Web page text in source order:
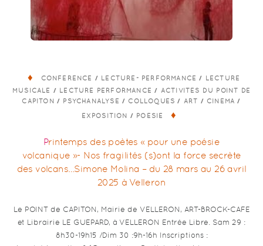
CONFÉRENCE / LECTURE- PERFORMANCE / LECTURE
MUSICALE / LECTURE PERFORMANCE / ACTIVITÉS DU POINT DE
CAPITON / PSYCHANALYSE / COLLOQUES / ART / CINÉMA /
EXPOSITION / POÉSIE
Printemps des poètes « pour une poésie
volcanique »- Nos fragilités (s)ont la force secrète
des volcans…Simone Molina – du 28 mars au 26 avril
2025 à Velleron
Le POINT de CAPITON, Mairie de VELLERON, ART-BROCK-CAFE
et Librairie LE GUEPARD, à VELLERON Entrée Libre. Sam 29 :
8h30-19h15 /Dim 30 :9h-16h Inscriptions :